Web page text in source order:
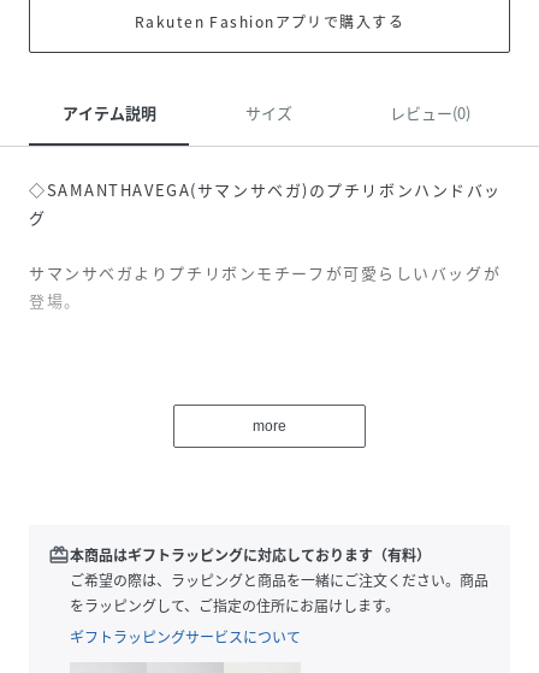
Rakuten Fashionアプリで購入する
アイテム説明 サイズ レビュー(0)
◇SAMANTHAVEGA(サマンサベガ)のプチリボンハンドバッ
グ
サマンサベガよりプチリボンモチーフが可愛らしいバッグが
登場。
・ベーシックに見えつつ、プチリボンモチーフが可愛らしさ
プルにもご使用いただけます。
▽機能性
・斜め掛けにできるショルダー付きで２WAYで使用いただけ
more
redeem本商品はギフトラッピングに対応しております（有料）
ご希望の際は、ラッピングと商品を一緒にご注文ください。商品
をラッピングして、ご指定の住所にお届けします。
ギフトラッピングサービスについて